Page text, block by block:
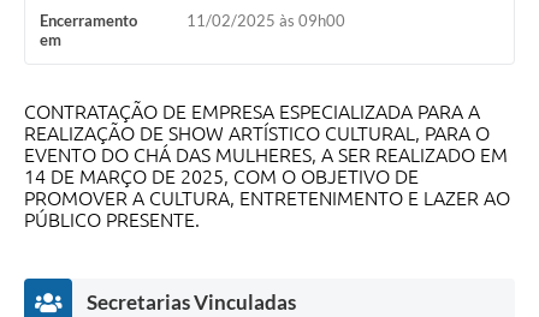
Encerramento
em
11/02/2025 às 09h00
CONTRATAÇÃO DE EMPRESA ESPECIALIZADA PARA A
REALIZAÇÃO DE SHOW ARTÍSTICO CULTURAL, PARA O
EVENTO DO CHÁ DAS MULHERES, A SER REALIZADO EM
14 DE MARÇO DE 2025, COM O OBJETIVO DE
PROMOVER A CULTURA, ENTRETENIMENTO E LAZER AO
PÚBLICO PRESENTE.
Secretarias Vinculadas